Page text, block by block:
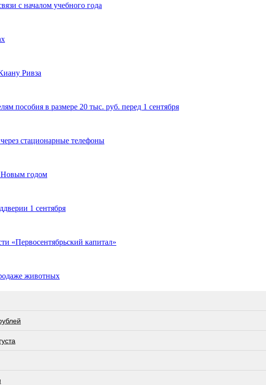
с началом учебного года
Ривза
пособия в размере 20 тыс. руб. перед 1 сентября
стационарные телефоны
Новым годом
1 сентября
«Первосентябрьский капитал»
животных